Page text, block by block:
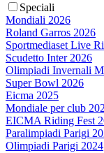
Speciali
Mondiali 2026
Roland Garros 2026
Sportmediaset Live
Scudetto Inter 2026
Olimpiadi Invernali
Super Bowl 2026
Eicma 2025
Mondiale per club
EICMA Riding Fest
Paralimpiadi Parigi
Olimpiadi Parigi 2024